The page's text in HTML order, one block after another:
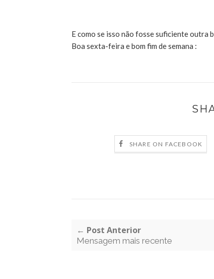
E como se isso não fosse suficiente outra
Boa sexta-feira e bom fim de semana :
SHARE ON FACEBOOK
← Post Anterior
Mensagem mais recente